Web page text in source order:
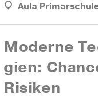
Aula
Moderne
gien:
Risiken